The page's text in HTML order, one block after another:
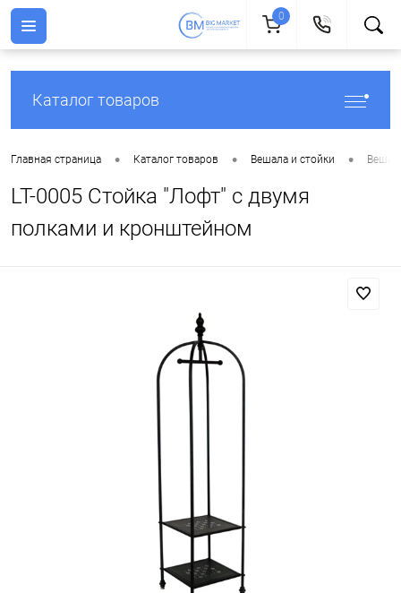
Каталог товаров
Главная страница • Каталог товаров • Вешала и стойки •
LT-0005 Стойка "Лофт" с двумя
полками и кронштейном
0